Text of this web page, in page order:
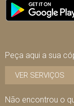
Peça aqui a sua
VER SERVIÇOS
Não encontrou o